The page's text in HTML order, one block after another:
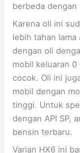
berbeda dengan
Karena oli ini
lebih tahan
dengan oli
mobil keluaran
cocok. Oli ini
mobil dengan
tinggi. Untuk
dengan API SP,
bensin terbaru.
Varian HX6 ini